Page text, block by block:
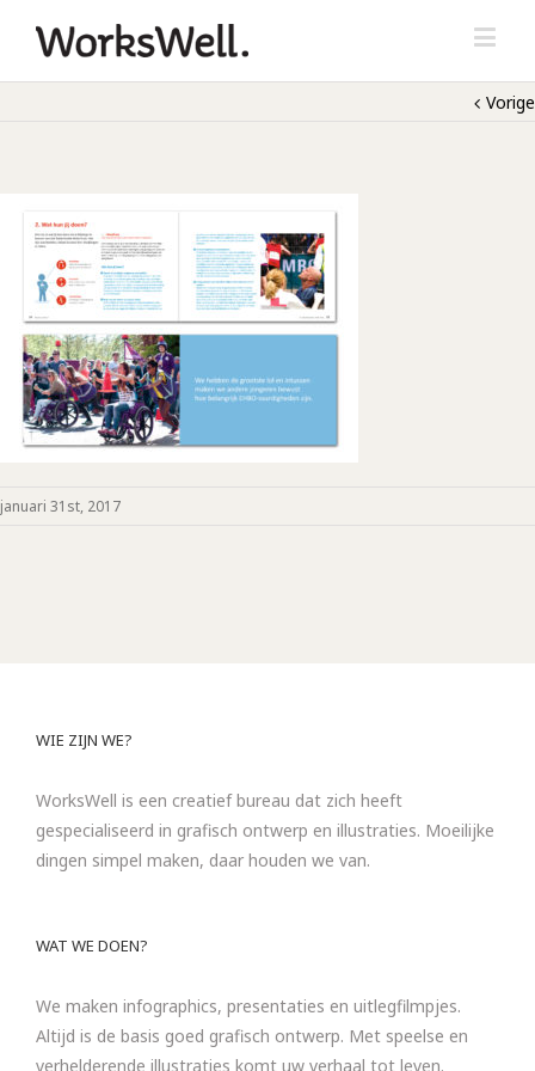
Vorige
januari 31st, 2017
WIE ZIJN WE?
WorksWell is een creatief bureau dat zich heeft
gespecialiseerd in grafisch ontwerp en illustraties. Moeilijke
dingen simpel maken, daar houden we van.
WAT WE DOEN?
We maken infographics, presentaties en uitlegfilmpjes.
Altijd is de basis goed grafisch ontwerp. Met speelse en
verhelderende illustraties komt uw verhaal tot leven.